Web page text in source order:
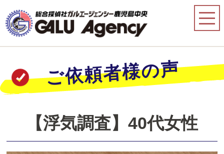
ご依頼者様の声
【浮気調査】40代女性